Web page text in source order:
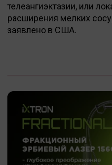
телеангиэктазии, или
расширения мелких
заявлено в США.